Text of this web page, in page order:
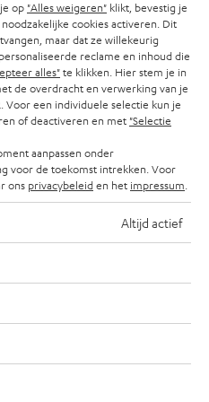
De op de foto's afgebeelde
Eventuele
op "Alles weigeren" klikt, bevestig je
cookies activeren. Dit
maar dat ze willekeurig
reclame en inhoud die
alles"te klikken. Hier stem je in
de overdracht en verwerking van je
Voor een individuele selectie kun je
of deactiveren en met "Selectie
aanpassen onder
voor de toekomst intrekken. Voor
ons privacybeleiden het impressum
Altijd actief